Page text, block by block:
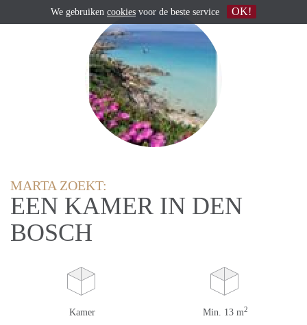
MARTA ZOEKT:
EEN KAMER IN DEN
BOSCH
Kamer Min. 13 m2
We gebruiken cookies voor de beste service OK!